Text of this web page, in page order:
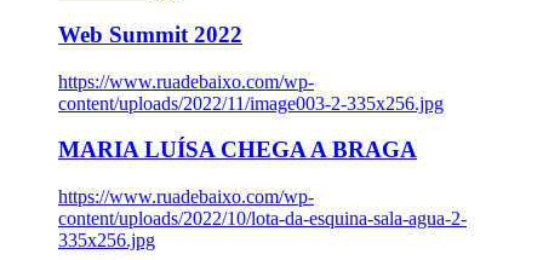
Web Summit 2022
https://www.ruadebaixo.com/wp-
content/uploads/2022/11/image003-2-335x256.jpg
MARIA LUÍSA CHEGA A BRAGA
https://www.ruadebaixo.com/wp-
content/uploads/2022/10/lota-da-esquina-sala-agua-2-
335x256.jpg